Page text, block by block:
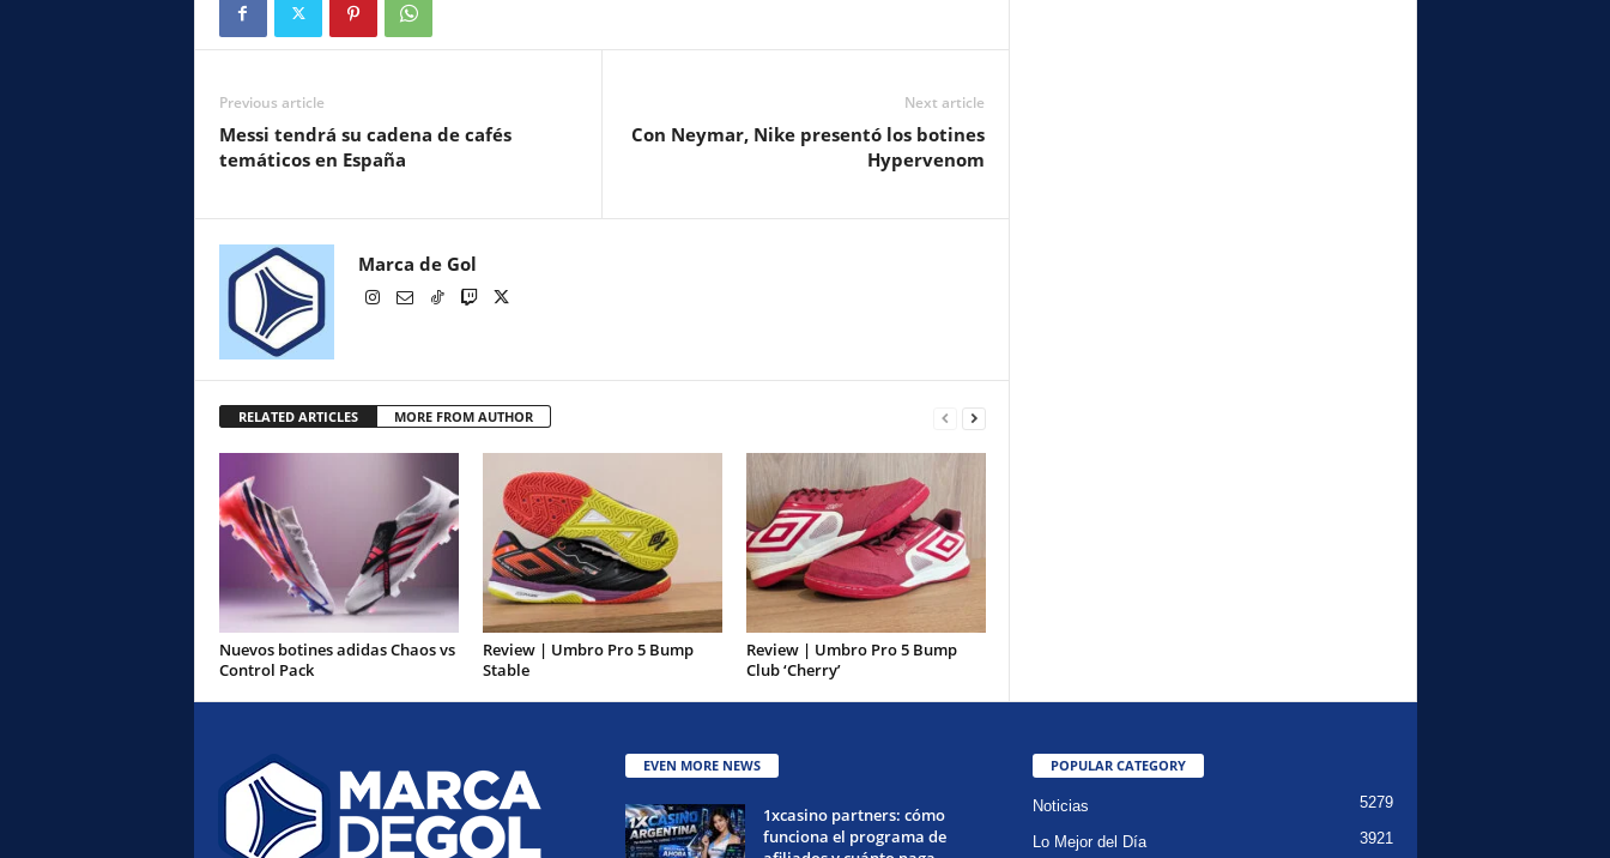
Previous article
Messi tendrá su cadena de cafés
temáticos en España
Next article
Con Neymar, Nike presentó los botines
Hypervenom
Marca de Gol
RELATED ARTICLES MORE FROM AUTHOR
Nuevos botines adidas Chaos vs
Control Pack
Review | Umbro Pro 5 Bump
Stable
Review | Umbro Pro 5 Bump
Club ‘Cherry’
EVEN MORE NEWS
1xcasino partners: cómo
funciona el programa de
POPULAR CATEGORY
Noticias 5279
Lo Mejor del Día 3921